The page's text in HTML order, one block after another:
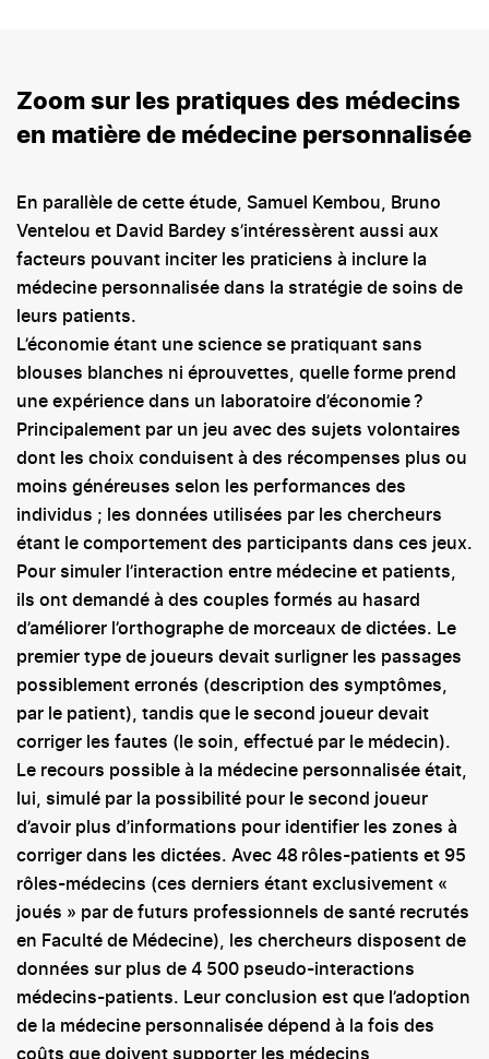
Zoom sur les pratiques des médecins
en matière de médecine personnalisée
En parallèle de cette étude, Samuel Kembou, Bruno
Ventelou et David Bardey s’intéressèrent aussi aux
facteurs pouvant inciter les praticiens à inclure la
médecine personnalisée dans la stratégie de soins de
leurs patients.
L’économie étant une science se pratiquant sans
blouses blanches ni éprouvettes, quelle forme prend
une expérience dans un laboratoire d’économie ?
Principalement par un jeu avec des sujets volontaires
dont les choix conduisent à des récompenses plus ou
moins généreuses selon les performances des
individus ; les données utilisées par les chercheurs
étant le comportement des participants dans ces jeux.
Pour simuler l’interaction entre médecine et patients,
ils ont demandé à des couples formés au hasard
d’améliorer l’orthographe de morceaux de dictées. Le
premier type de joueurs devait surligner les passages
possiblement erronés (description des symptômes,
par le patient), tandis que le second joueur devait
corriger les fautes (le soin, effectué par le médecin).
Le recours possible à la médecine personnalisée était,
lui, simulé par la possibilité pour le second joueur
d’avoir plus d’informations pour identifier les zones à
corriger dans les dictées. Avec 48 rôles-patients et 95
rôles-médecins (ces derniers étant exclusivement «
joués » par de futurs professionnels de santé recrutés
en Faculté de Médecine), les chercheurs disposent de
données sur plus de 4 500 pseudo-interactions
médecins-patients. Leur conclusion est que l’adoption
de la médecine personnalisée dépend à la fois des
coûts que doivent supporter les médecins